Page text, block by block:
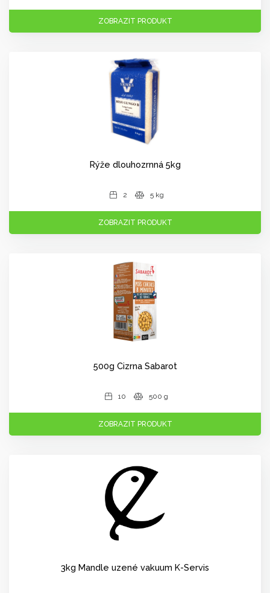
ZOBRAZIT PRODUKT
Rýže dlouhozrnná 5kg
2 5 kg
ZOBRAZIT PRODUKT
500g Cizrna Sabarot
10 500 g
ZOBRAZIT PRODUKT
3kg Mandle uzené vakuum K-Servis